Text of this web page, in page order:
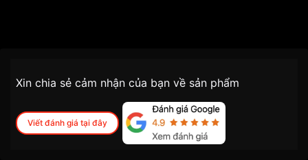
Đối tượng sử dụng Nữ
Dòng máy Pin / Quartz
tiện lợi –
nhanh chóng – minh bạch
VNLUX áp dụngbảo hành 2 nămcho tất cả
Xin chia sẻ cảm nhận của bạn về sản phẩm
Viết đánh giá tại đây